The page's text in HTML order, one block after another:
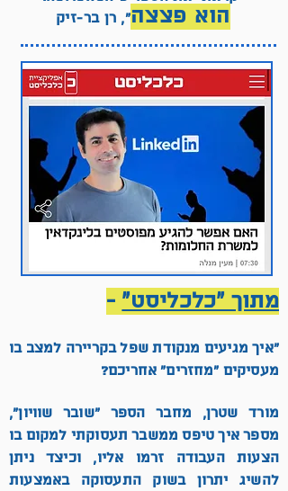
הוא פצצה״, רן בר-זיק
מתוך ״כלכליסט״ -
״איך מגיעים מנקודת שפל בקריירה למצב בו
מעסיקים "מחזרים" אחריכם?
מורד שטרן, מחבר הספר "שובר שוויון",
מספר איך טיפס ממשבר תעסוקתי למקום בו
הצעות העבודה זרמו אליו, וכיצד ניתן
להשיג יתרון בשוק התעסוקה באמצעות